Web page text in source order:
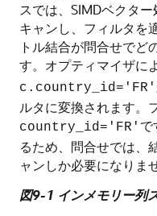
スでは、SIMDベクタ
キャンし、フィルタを
トル結合が問合せでど
す。オプティマイザに
c.country_id='FR'
ルタに変換されます。
country_id='FR' で
るため、問合せでは、
ャンしか必要になりま
図9-1 インメモリー列